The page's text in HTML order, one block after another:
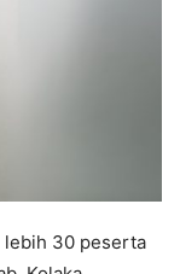
lebih 30 peserta